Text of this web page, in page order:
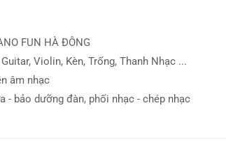
FUN HÀ ĐÔNG
Violin, Kèn, Trống, Thanh Nhạc ...
âm nhạc
- bảo dưỡng đàn, phối nhạc - chép nhạc